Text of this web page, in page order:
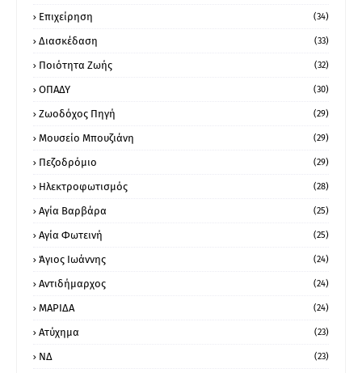
Επιχείρηση (34)
Διασκέδαση (33)
Ποιότητα Ζωής (32)
ΟΠΑΔΥ (30)
Ζωοδόχος Πηγή (29)
Μουσείο Μπουζιάνη (29)
Πεζοδρόμιο (29)
Ηλεκτροφωτισμός (28)
Αγία Βαρβάρα (25)
Αγία Φωτεινή (25)
Άγιος Ιωάννης (24)
Αντιδήμαρχος (24)
ΜΑΡΙΔΑ (24)
Ατύχημα (23)
ΝΔ (23)